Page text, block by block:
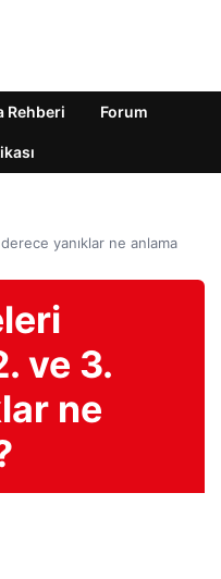
Rehberi Forum
yanıklar ne anlama
ve 3.
ne